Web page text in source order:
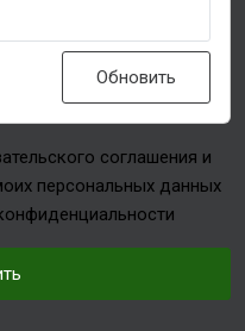
Обновить
соглашения и
персональных данных